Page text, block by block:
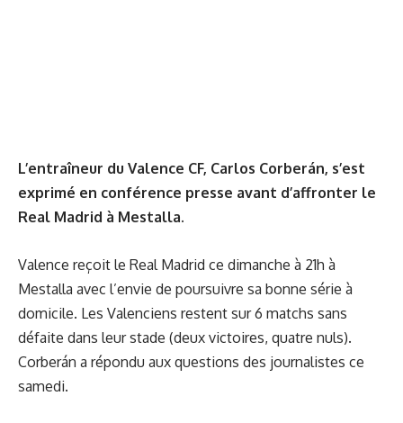
L’entraîneur du Valence CF, Carlos Corberán, s’est
exprimé en conférence presse avant d’affronter le
Real Madrid à Mestalla.
Valence reçoit le Real Madrid ce dimanche à 21h à
Mestalla avec l’envie de poursuivre sa bonne série à
domicile. Les Valenciens restent sur 6 matchs sans
défaite dans leur stade (deux victoires, quatre nuls).
Corberán a répondu aux questions des journalistes ce
samedi.